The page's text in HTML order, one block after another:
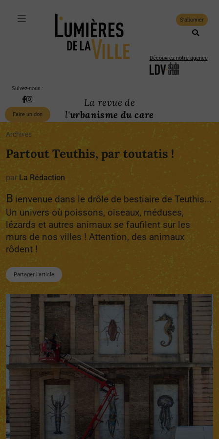
S'abonner
Découvrez notre agence
Suivez-nous :
Faire un don
La revue de
l'urbanisme du care
Archives
Partout Teuthis, par toutatis !
par La Rédaction
B ienvenue dans le drôle de bestiaire de Teuthis...
Un univers où poissons, oiseaux, méduses,
lézards et autres animaux se faufilent sur les
murs de nos villes ! Attention, des animaux
rôdent !
Partager l'article